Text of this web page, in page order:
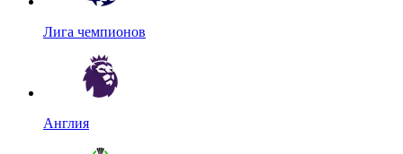
Лига чемпионов
Англия